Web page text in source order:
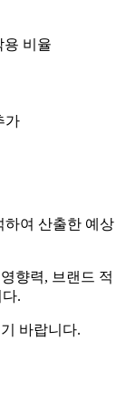
용 비율
가
하여 산출한 예상
향력, 브랜드 적
.
바랍니다.